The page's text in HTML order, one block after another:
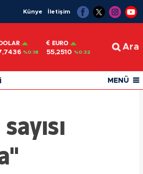
Künye İletişim
%0.18
EURO
55,2510 %0.32
Ara
MENÜ